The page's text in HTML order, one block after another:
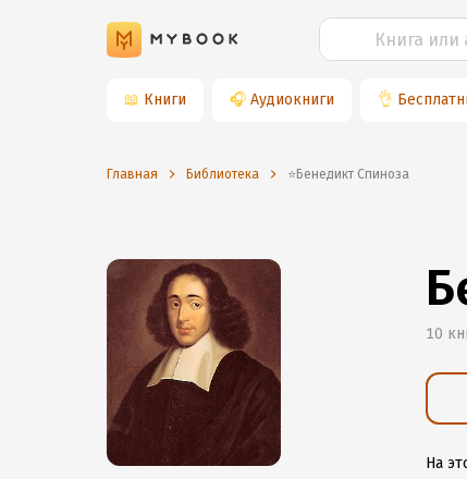
📖 Книги 🎧 Аудиокниги 👌
Главная Библиотека ⭐️Бенедикт Спиноза
10
На